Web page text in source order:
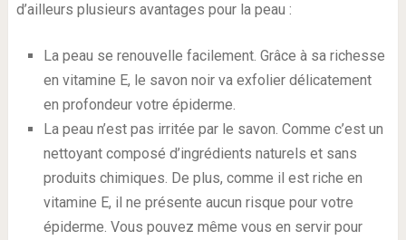
d’ailleurs plusieurs avantages pour la peau :
La peau se renouvelle facilement. Grâce à sa richesse
en vitamine E, le savon noir va exfolier délicatement
en profondeur votre épiderme.
La peau n’est pas irritée par le savon. Comme c’est un
nettoyant composé d’ingrédients naturels et sans
produits chimiques. De plus, comme il est riche en
vitamine E, il ne présente aucun risque pour votre
épiderme. Vous pouvez même vous en servir pour